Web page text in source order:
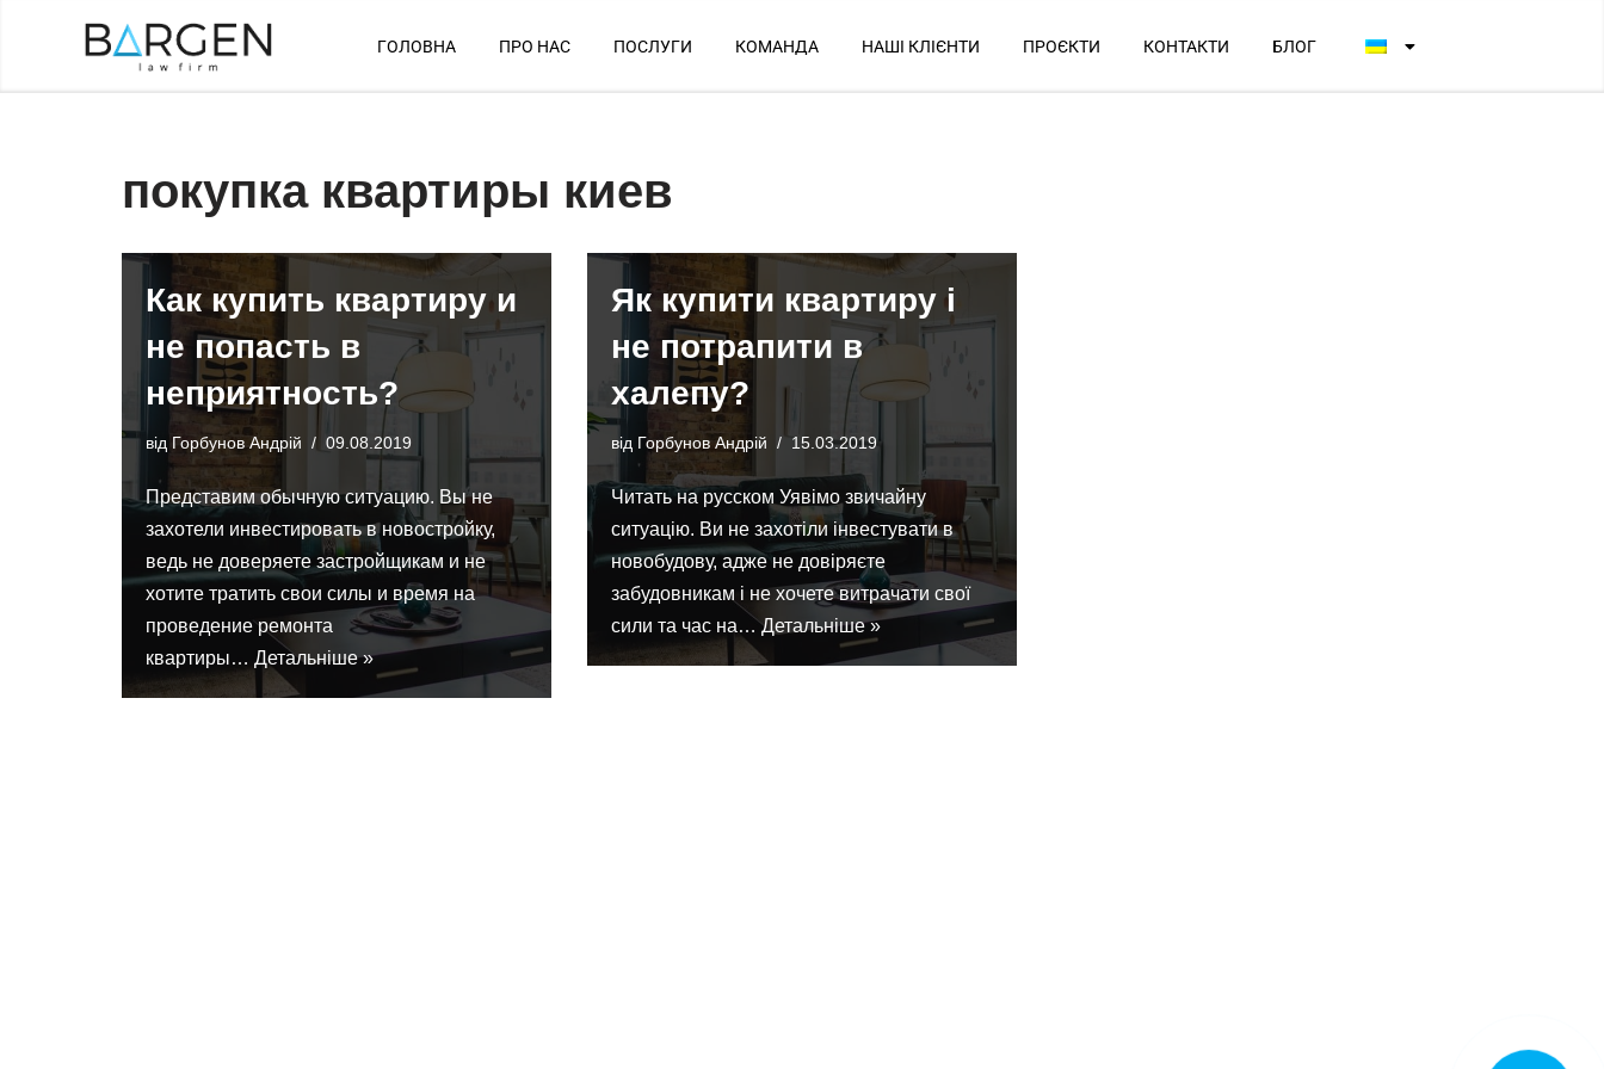
ГОЛОВНА ПРО НАС ПОСЛУГИ КОМАНДА НАШІ КЛІЄНТИ ПРОЄКТИ КОНТАКТИ БЛОГ
покупка квартиры киев
Как купить квартиру и
не попасть в
неприятность?
від Горбунов Андрій 09.08.2019
Представим обычную ситуацию. Вы не
захотели инвестировать в новостройку,
ведь не доверяете застройщикам и не
хотите тратить свои силы и время на
проведение ремонта
квартиры… Детальніше »
Як купити квартиру і
не потрапити в
халепу?
від Горбунов Андрій 15.03.2019
Читать на русском Уявімо звичайну
ситуацію. Ви не захотіли інвестувати в
новобудову, адже не довіряєте
забудовникам і не хочете витрачати свої
сили та час на…Детальніше »